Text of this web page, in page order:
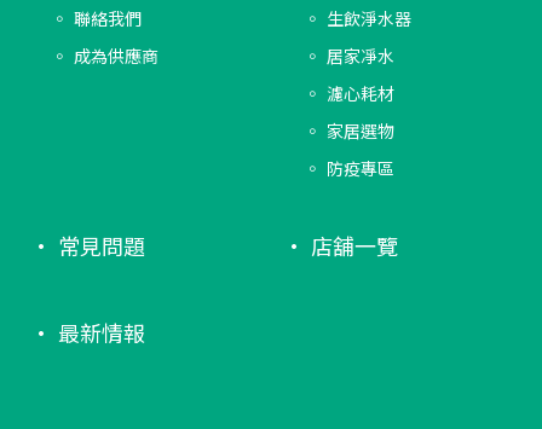
聯絡我們
成為供應商
生飲淨水器
居家凈水
濾心耗材
家居選物
防疫專區
常見問題 店舖一覽
最新情報